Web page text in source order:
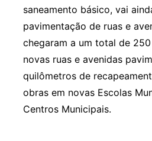
saneamento básico, vai
pavimentação de ruas e
chegaram a um total de
novas ruas e avenidas
quilômetros de
obras em novas Escolas
Centros Municipais.